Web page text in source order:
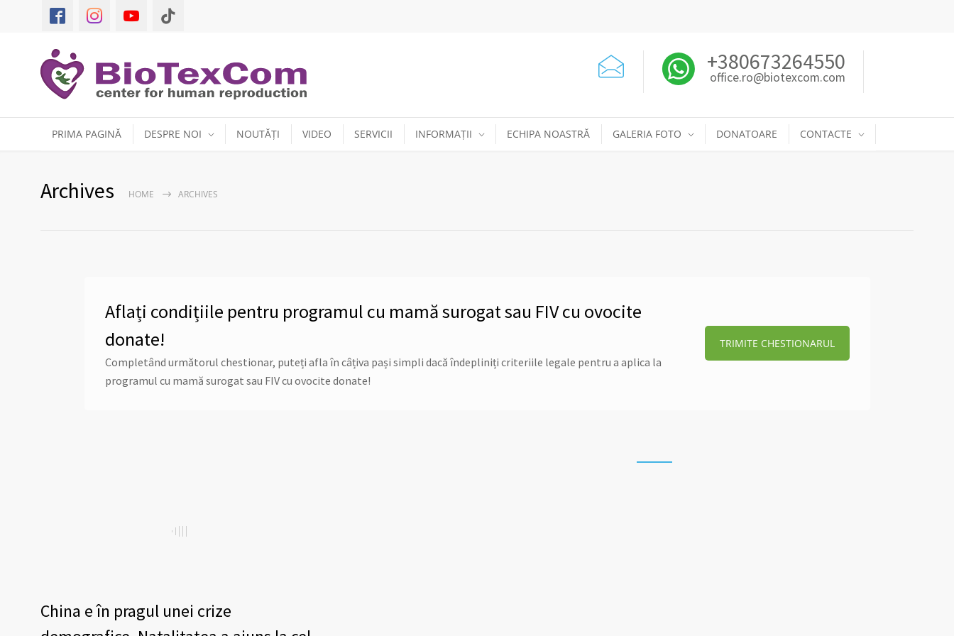
+380673264550
office.ro@biotexcom.com
PRIMA PAGINĂ DESPRE NOI NOUTĂȚI VIDEO SERVICII INFORMAȚII ECHIPA NOASTRĂ GALERIA FOTO DONATOARE CONTACTE
Archives HOME ARCHIVES
Aflați condițiile pentru programul cu mamă surogat sau FIV cu ovocite
donate!
Completând următorul chestionar, puteți afla în câțiva pași simpli dacă îndepliniți criteriile legale pentru a aplica la
programul cu mamă surogat sau FIV cu ovocite donate!
TRIMITE CHESTIONARUL
China e în pragul unei crize